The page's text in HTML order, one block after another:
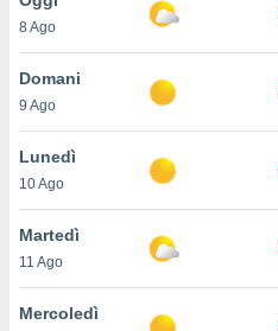
è
al sito
di
ci
di
il
un
8 Ago
Domani
9 Ago
Lunedì
10 Ago
Martedì
11 Ago
Mercoledì